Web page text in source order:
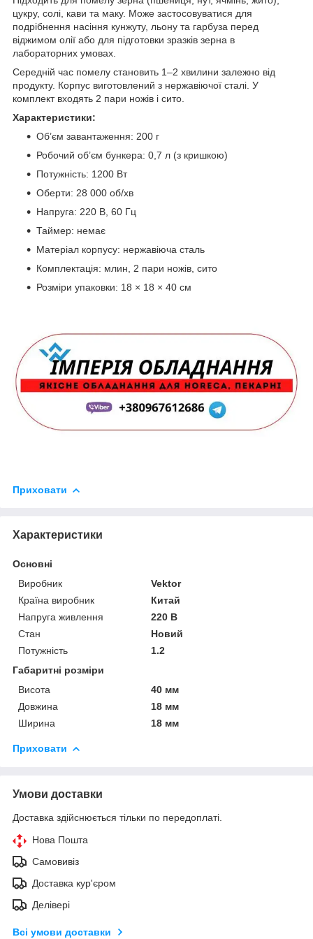
цукру, солі, кави та маку. Може застосовуватися для
подрібнення насіння кунжуту, льону та гарбуза перед
віджимом олії або для підготовки зразків зерна в
лабораторних умовах.
Середній час помелу становить 1–2 хвилини залежно від
продукту. Корпус виготовлений з нержавіючої сталі. У
комплект входять 2 пари ножів і сито.
Характеристики:
Об’єм завантаження: 200 г
Робочий об’єм бункера: 0,7 л (з кришкою)
Потужність: 1200 Вт
Оберти: 28 000 об/хв
Напруга: 220 В, 60 Гц
Таймер: немає
Матеріал корпусу: нержавіюча сталь
Комплектація: млин, 2 пари ножів, сито
Розміри упаковки: 18 × 18 × 40 см
Приховати
Характеристики
Основні
Виробник
Vektor
Країна виробник
Китай
Напруга живлення
220 В
Стан
Новий
Потужність
1.2
Габаритні розміри
Висота
40 мм
Довжина
18 мм
Ширина
18 мм
Приховати
Умови доставки
Доставка здійснюється тільки по передоплаті.
Нова Пошта
Самовивіз
Доставка кур'єром
Делівері
Всі умови доставки